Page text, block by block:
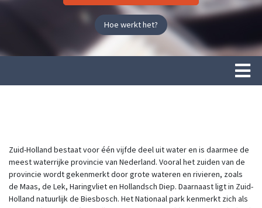
Hoe werkt het?
Zuid-Holland bestaat voor één vijfde deel uit water en is daarmee de
meest waterrijke provincie van Nederland. Vooral het zuiden van de
provincie wordt gekenmerkt door grote wateren en rivieren, zoals
de Maas, de Lek, Haringvliet en Hollandsch Diep. Daarnaast ligt in Zuid-
Holland natuurlijk de Biesbosch. Het Nationaal park kenmerkt zich als